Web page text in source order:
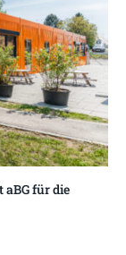
aBG für die